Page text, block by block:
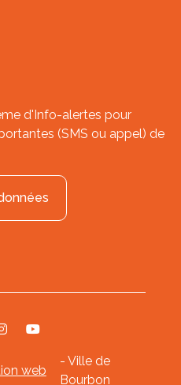
d'Info-alertes pour
(SMS ou appel) de
web
- Ville de
Bourbon